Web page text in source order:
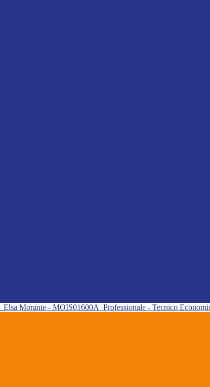
Elsa Morante - MOIS01600A Professionale - Tecnico